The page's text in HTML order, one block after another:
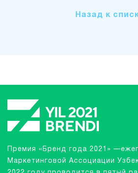
Назад к
Премия «Бренд года 2021»
Маркетинговой Ассоциации